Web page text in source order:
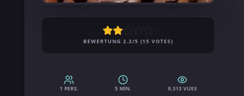
BEWERTUNG 2.2/5 (15 VOTES)
1 PERS. 5 MIN. 9,313 VUES